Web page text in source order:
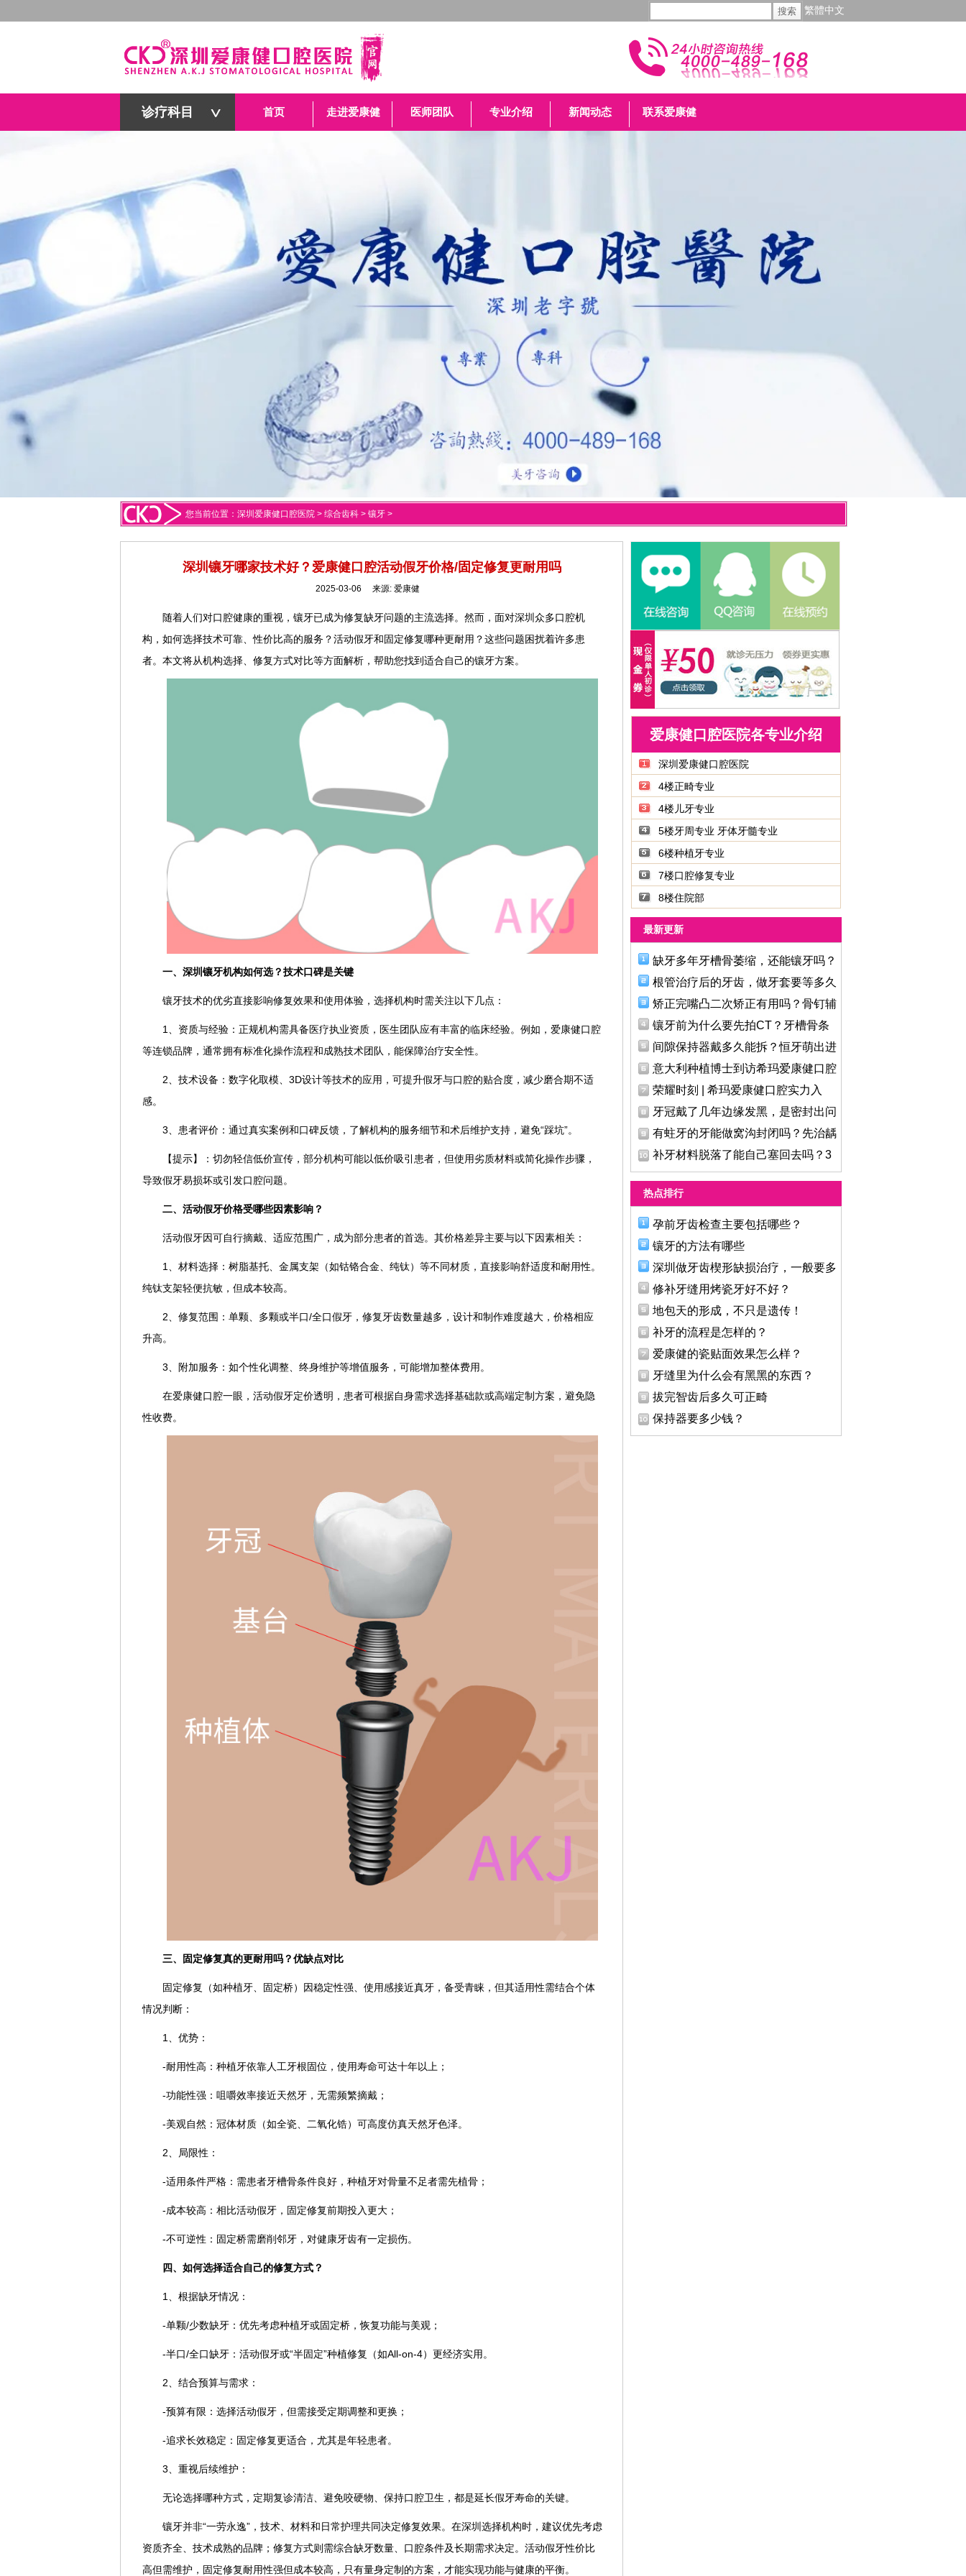
繁體中文
诊疗科目 首页 走进爱康健 医师团队 专业介绍 新闻动态 联系爱康健
您当前位置： 深圳爱康健口腔医院 > 综合齿科 > 镶牙 >
深圳镶牙哪家技术好？爱康健口腔活动假牙价格/固定修复更耐用吗
2025-03-06 来源: 爱康健
随着人们对口腔健康的重视，镶牙已成为修复缺牙问题的主流选择。然而，面对深圳众多口腔机
构，如何选择技术可靠、性价比高的服务？活动假牙和固定修复哪种更耐用？这些问题困扰着许多患
者。本文将从机构选择、修复方式对比等方面解析，帮助您找到适合自己的镶牙方案。
一、深圳镶牙机构如何选？技术口碑是关键
镶牙技术的优劣直接影响修复效果和使用体验，选择机构时需关注以下几点：
1、资质与经验：正规机构需具备医疗执业资质，医生团队应有丰富的临床经验。例如，爱康健口腔
等连锁品牌，通常拥有标准化操作流程和成熟技术团队，能保障治疗安全性。
2、技术设备：数字化取模、3D设计等技术的应用，可提升假牙与口腔的贴合度，减少磨合期不适
感。
3、患者评价：通过真实案例和口碑反馈，了解机构的服务细节和术后维护支持，避免“踩坑”。
【提示】：切勿轻信低价宣传，部分机构可能以低价吸引患者，但使用劣质材料或简化操作步骤，
导致假牙易损坏或引发口腔问题。
二、活动假牙价格受哪些因素影响？
活动假牙因可自行摘戴、适应范围广，成为部分患者的首选。其价格差异主要与以下因素相关：
1、材料选择：树脂基托、金属支架（如钴铬合金、纯钛）等不同材质，直接影响舒适度和耐用性。
纯钛支架轻便抗敏，但成本较高。
2、修复范围：单颗、多颗或半口/全口假牙，修复牙齿数量越多，设计和制作难度越大，价格相应
升高。
3、附加服务：如个性化调整、终身维护等增值服务，可能增加整体费用。
在爱康健口腔一眼，活动假牙定价透明，患者可根据自身需求选择基础款或高端定制方案，避免隐
性收费。
三、固定修复真的更耐用吗？优缺点对比
固定修复（如种植牙、固定桥）因稳定性强、使用感接近真牙，备受青睐，但其适用性需结合个体
情况判断：
1、优势：
-耐用性高：种植牙依靠人工牙根固位，使用寿命可达十年以上；
-功能性强：咀嚼效率接近天然牙，无需频繁摘戴；
-美观自然：冠体材质（如全瓷、二氧化锆）可高度仿真天然牙色泽。
2、局限性：
-适用条件严格：需患者牙槽骨条件良好，种植牙对骨量不足者需先植骨；
-成本较高：相比活动假牙，固定修复前期投入更大；
-不可逆性：固定桥需磨削邻牙，对健康牙齿有一定损伤。
四、如何选择适合自己的修复方式？
1、根据缺牙情况：
-单颗/少数缺牙：优先考虑种植牙或固定桥，恢复功能与美观；
-半口/全口缺牙：活动假牙或“半固定”种植修复（如All-on-4）更经济实用。
2、结合预算与需求：
-预算有限：选择活动假牙，但需接受定期调整和更换；
-追求长效稳定：固定修复更适合，尤其是年轻患者。
3、重视后续维护：
无论选择哪种方式，定期复诊清洁、避免咬硬物、保持口腔卫生，都是延长假牙寿命的关键。
镶牙并非“一劳永逸”，技术、材料和日常护理共同决定修复效果。在深圳选择机构时，建议优先考虑
资质齐全、技术成熟的品牌；修复方式则需综合缺牙数量、口腔条件及长期需求决定。活动假牙性价比
高但需维护，固定修复耐用性强但成本较高，只有量身定制的方案，才能实现功能与健康的平衡。
爱康健口腔医院各专业介绍
深圳爱康健口腔医院
4楼正畸专业
4楼儿牙专业
5楼牙周专业 牙体牙髓专业
6楼种植牙专业
7楼口腔修复专业
8楼住院部
最新更新
缺牙多年牙槽骨萎缩，还能镶牙吗？
根管治疗后的牙齿，做牙套要等多久
矫正完嘴凸二次矫正有用吗？骨钉辅
镶牙前为什么要先拍CT？牙槽骨条
件
间隙保持器戴多久能拆？恒牙萌出进
意大利种植博士到访希玛爱康健口腔
荣耀时刻 | 希玛爱康健口腔实力入
牙冠戴了几年边缘发黑，是密封出问
有蛀牙的牙能做窝沟封闭吗？先治龋
补牙材料脱落了能自己塞回去吗？3
热点排行
孕前牙齿检查主要包括哪些？
镶牙的方法有哪些
深圳做牙齿楔形缺损治疗，一般要多
修补牙缝用烤瓷牙好不好？
地包天的形成，不只是遗传！
补牙的流程是怎样的？
爱康健的瓷贴面效果怎么样？
牙缝里为什么会有黑黑的东西？
拔完智齿后多久可正畸
保持器要多少钱？